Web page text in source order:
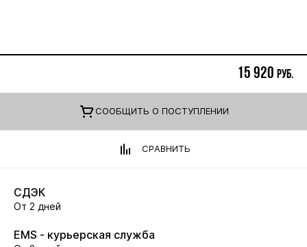
15 920 руб.
CООБЩИТЬ О ПОСТУПЛЕНИИ
СРАВНИТЬ
СДЭК
От 2 дней
EMS - курьерская служба